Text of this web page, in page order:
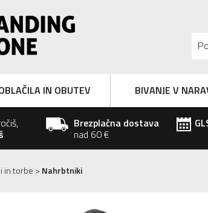
IN OBUTEV BIVANJE V
Brezplačna dostava
nad 60 €
in torbe > Nahrbtniki